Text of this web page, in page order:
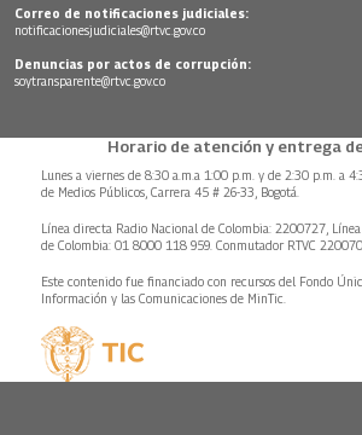
Correo de notificaciones judiciales:
notificacionesjudiciales@rtvc.gov.co
Denuncias por actos de corrupción:
soytransparente@rtvc.gov.co
Horario de atención y entrega
Lunes a viernes de 8:30 a.m.a 1:00 p.m. y de 2:30 p.m. a
de Medios Públicos, Carrera 45 # 26-33, Bogotá.
Línea directa Radio Nacional de Colombia: 2200727,
de Colombia: 01 8000 118 959. Conmutador RTVC
Este contenido fue financiado con recursos del Fondo
Información y las Comunicaciones de MinTic.